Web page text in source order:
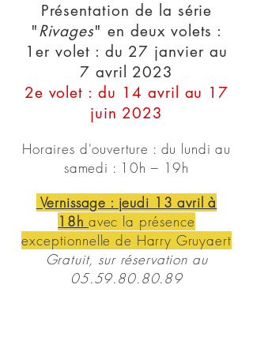
Présentation de la série
"Rivages" en deux volets :
1er volet : du 27 janvier au
7 avril 2023
2e volet : du 14 avril au 17
juin 2023
Horaires d'ouverture : du lundi au
samedi : 10h – 19h
Vernissage : jeudi 13 avril à
18h avec la présence
exceptionnelle de Harry Gruyaert
Gratuit, sur réservation au
05.59.80.80.89